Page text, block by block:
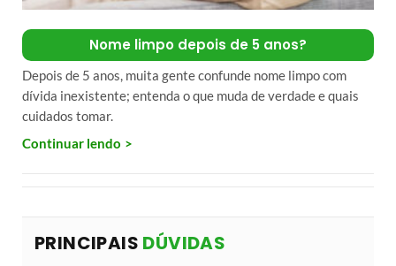
Nome limpo depois de 5 anos?
Depois de 5 anos, muita gente confunde nome limpo com
dívida inexistente; entenda o que muda de verdade e quais
cuidados tomar.
Continuar lendo
PRINCIPAIS DÚVIDAS